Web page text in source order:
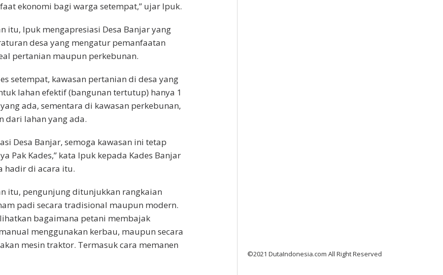
ekonomi bagi warga setempat,” ujar Ipuk.
itu, Ipuk mengapresiasi Desa Banjar yang
desa yang mengatur pemanfaatan
pertanian maupun perkebunan.
setempat, kawasan pertanian di desa yang
lahan efektif (bangunan tertutup) hanya 1
ada, sementara di kawasan perkebunan,
dari lahan yang ada.
Desa Banjar, semoga kawasan ini tetap
Pak Kades,” kata Ipuk kepada Kades Banjar
hadir di acara itu.
itu, pengunjung ditunjukkan rangkaian
padi secara tradisional maupun modern.
bagaimana petani membajak
menggunakan kerbau, maupun secara
mesin traktor. Termasuk cara memanen
©2021 DutaIndonesia.com All Right Reserved